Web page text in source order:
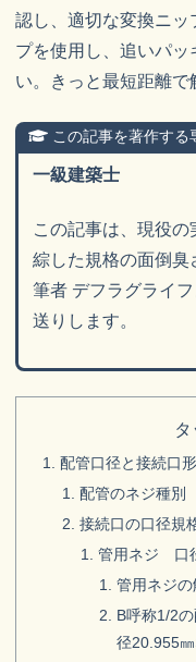
認し、適切な変換ニ
プを使用し、追いパッ
い。きっと最短距離で
この記事を著作する
一級建築士
この記事は、現役
綜した規格の面倒臭
筆者 デフラグライ
送りします。
配管口径と接続口
配管のネジ種別
接続口の口径
管用ネジ 口
管用ネジの
B呼称1/2
径20.955